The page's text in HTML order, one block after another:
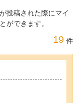
投稿された際にマイ
ができます。
19 件